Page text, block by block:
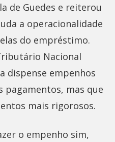
de Guedes e reiterou
a operacionalidade
do empréstimo.
Nacional
dispense empenhos
pagamentos, mas que
mais rigorosos.
o empenho sim,